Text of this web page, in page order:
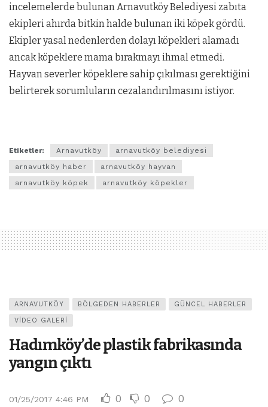
incelemelerde bulunan Arnavutköy Belediyesi zabıta
ekipleri ahırda bitkin halde bulunan iki köpek gördü.
Ekipler yasal nedenlerden dolayı köpekleri alamadı
ancak köpeklere mama bırakmayı ihmal etmedi.
Hayvan severler köpeklere sahip çıkılması gerektiğini
belirterek sorumluların cezalandırılmasını istiyor.
Etiketler: Arnavutköy
arnavutköy belediyesi
arnavutköy haber
arnavutköy hayvan
arnavutköy köpek
arnavutköy köpekler
ARNAVUTKÖY BÖLGEDEN HABERLER GÜNCEL HABERLER
VIDEO GALERI
Hadımköy’de plastik fabrikasında
yangın çıktı
01/25/2017 4:46 PM 0 0 0